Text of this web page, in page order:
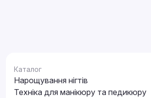
Каталог
Нарощування нігтів
Техніка для манікюру та педикюру